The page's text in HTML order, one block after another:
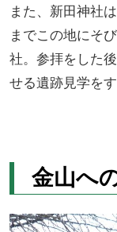
また、新田神社
までこの地にそ
社。参拝をした
せる遺跡見学を
金山へ